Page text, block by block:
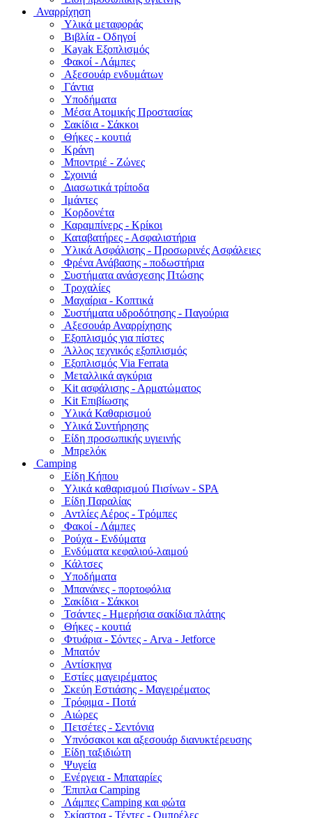
Αναρρίχηση
Υλικά μεταφοράς
Βιβλία - Οδηγοί
Kayak Εξοπλισμός
Φακοί - Λάμπες
Αξεσουάρ ενδυμάτων
Γάντια
Υποδήματα
Μέσα Ατομικής Προστασίας
Σακίδια - Σάκκοι
Θήκες - κουτιά
Κράνη
Μποντριέ - Ζώνες
Σχοινιά
Διασωτικά τρίποδα
Ιμάντες
Κορδονέτα
Καραμπίνερς - Κρίκοι
Καταβατήρες - Ασφαλιστήρια
Υλικά Ασφάλισης - Προσωρινές Ασφάλειες
Φρένα Ανάβασης - ποδωστήρια
Συστήματα ανάσχεσης Πτώσης
Τροχαλίες
Μαχαίρια - Κοπτικά
Συστήματα υδροδότησης - Παγούρια
Αξεσουάρ Αναρρίχησης
Εξοπλισμός για πίστες
Άλλος τεχνικός εξοπλισμός
Εξοπλισμός Via Ferrata
Μεταλλικά αγκύρια
Kit ασφάλισης - Αρματώματος
Kit Επιβίωσης
Υλικά Καθαρισμού
Υλικά Συντήρησης
Είδη προσωπικής υγιεινής
Μπρελόκ
Camping
Είδη Κήπου
Υλικά καθαρισμού Πισίνων - SPA
Είδη Παραλίας
Αντλίες Αέρος - Τρόμπες
Φακοί - Λάμπες
Ρούχα - Ενδύματα
Ενδύματα κεφαλιού-λαιμού
Κάλτσες
Υποδήματα
Μπανάνες - πορτοφόλια
Σακίδια - Σάκκοι
Τσάντες - Ημερήσια σακίδια πλάτης
Θήκες - κουτιά
Φτυάρια - Σόντες - Arva - Jetforce
Μπατόν
Αντίσκηνα
Εστίες μαγειρέματος
Σκεύη Εστιάσης - Μαγειρέματος
Τρόφιμα - Ποτά
Αιώρες
Πετσέτες - Σεντόνια
Υπνόσακοι και αξεσουάρ διανυκτέρευσης
Είδη ταξιδιώτη
Ψυγεία
Ενέργεια - Μπαταρίες
Έπιπλα Camping
Λάμπες Camping και φώτα
Σκίαστρα - Τέντες - Ομπρέλες